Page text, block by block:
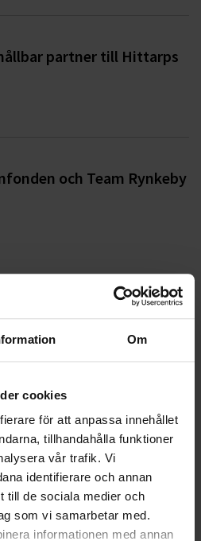
Om
cookies
för att anpassa innehållet
tillhandahålla funktioner
vår trafik. Vi
identifierare och annan
till de sociala medier och
som vi samarbetar med.
informationen med annan
partner till Hittarps
och Team Rynkeby